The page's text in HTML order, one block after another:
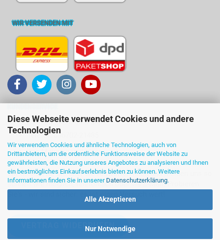
Diese Webseite verwendet Cookies und andere
Technologien
Wir verwenden Cookies und ähnliche Technologien, auch von
Drittanbietern, um die ordentliche Funktionsweise der Website zu
gewährleisten, die Nutzung unseres Angebotes zu analysieren und Ihnen
ein bestmögliches Einkaufserlebnis bieten zu können. Weitere
Informationen finden Sie in unserer Datenschutzerklärung.
Alle Akzeptieren
Nur Notwendige
WIR VERSENDEN MIT
Kontakt ... Sie sind dran!
Telefon 036702-21485
Ihre Meinung und Ideen
Wir denken für Sie über die Antworten nach und melden uns so
schnell wie möglich, telefonisch oder via E-Mail. Probieren
Sie's - wir sind sicher: es ist einen Versuch wert!
VERTRAG WIDERRUFEN